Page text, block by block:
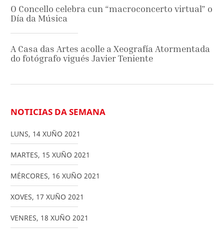
O Concello celebra cun “macroconcerto virtual” o
Día da Música
A Casa das Artes acolle a Xeografía Atormentada
do fotógrafo vigués Javier Teniente
NOTICIAS DA SEMANA
LUNS, 14 XUÑO 2021
MARTES, 15 XUÑO 2021
MÉRCORES, 16 XUÑO 2021
XOVES, 17 XUÑO 2021
VENRES, 18 XUÑO 2021